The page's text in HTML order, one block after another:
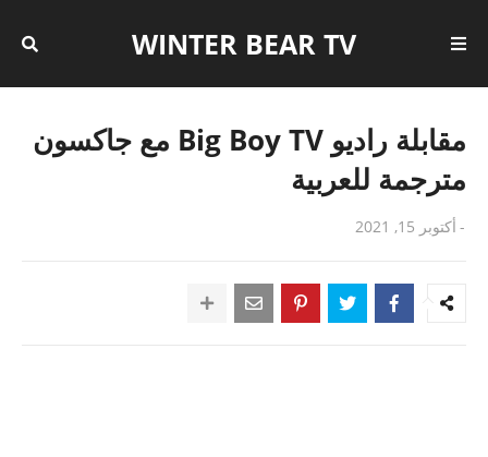
WINTER BEAR TV
مقابلة راديو Big Boy TV مع جاكسون
مترجمة للعربية
- أكتوبر 15, 2021